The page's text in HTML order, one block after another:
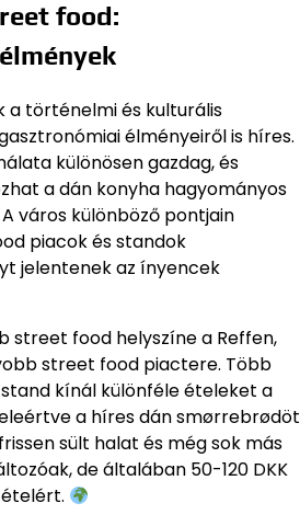
food:
a történelmi és kulturális
élményeiről is híres.
különösen gazdag, és
a dán konyha hagyományos
város különböző pontjain
piacok és standok
jelentenek az ínyencek
street food helyszíne a Reffen,
street food piactere. Több
kínál különféle ételeket a
a híres dán smørrebrødöt
sült halat és még sok más
de általában 50-120 DKK